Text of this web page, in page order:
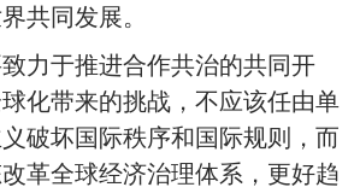
共同发展。
力于推进合作共治的共同开
化带来的挑战，不应该任由单
破坏国际秩序和国际规则，而
革全球经济治理体系，更好趋